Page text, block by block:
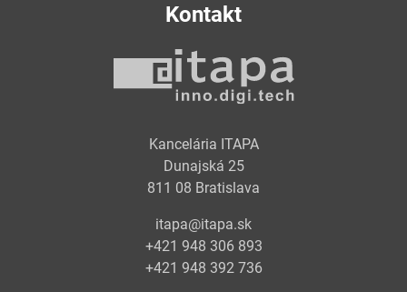
Kontakt
Kancelária ITAPA
Dunajská 25
811 08 Bratislava
itapa@itapa.sk
+421 948 306 893
+421 948 392 736